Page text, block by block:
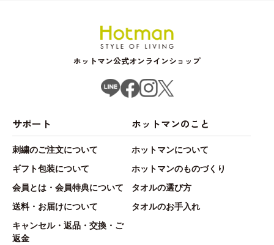
ホットマン公式オンラインショップ
サポート
刺繍のご注文について
ギフト包装について
会員とは・会員特典について
送料・お届けについて
キャンセル・返品・交換・ご
返金
ホットマンのこと
ホットマンについて
ホットマンのものづくり
タオルの選び方
タオルのお手入れ